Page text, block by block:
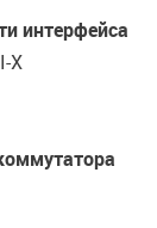
интерфейса
X